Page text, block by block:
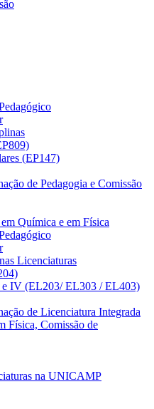
(EP147)
de Pedagogia e Comissão
Química e em Física
Licenciaturas
IV (EL203/ EL303 / EL403)
de Licenciatura Integrada
Física, Comissão de
na UNICAMP